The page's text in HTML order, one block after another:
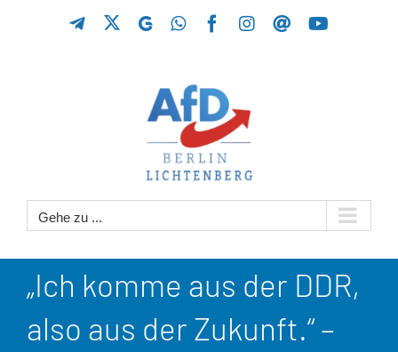
TelegramGETTRWhatsAppFacebook
Instagram
Threads
Gehe zu ...
„Ich komme aus der DDR,
also aus der Zukunft.“ –